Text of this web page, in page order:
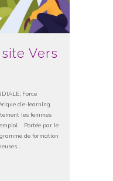
Vers
Force
d’e-learning
les femmes
Portée par le
de formation